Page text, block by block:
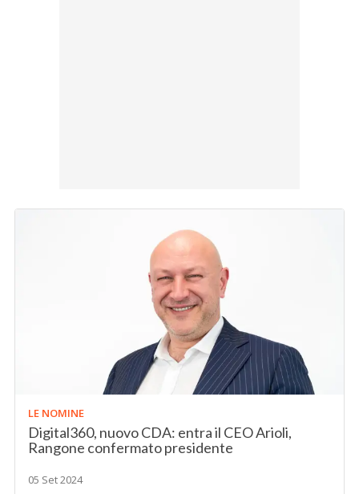
LE NOMINE
Digital360, nuovo CDA: entra il CEO Arioli,
Rangone confermato presidente
05 Set 2024